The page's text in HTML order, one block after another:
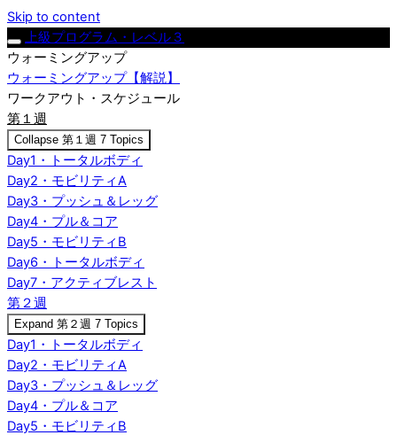
Skip to content
上級プログラム・レベル３
ウォーミングアップ
ウォーミングアップ【解説】
ワークアウト・スケジュール
第１週
Collapse 第１週 7 Topics
Day1・トータルボディ
Day2・モビリティA
Day3・プッシュ＆レッグ
Day4・プル＆コア
Day5・モビリティB
Day6・トータルボディ
Day7・アクティブレスト
第２週
Expand 第２週 7 Topics
Day1・トータルボディ
Day2・モビリティA
Day3・プッシュ＆レッグ
Day4・プル＆コア
Day5・モビリティB